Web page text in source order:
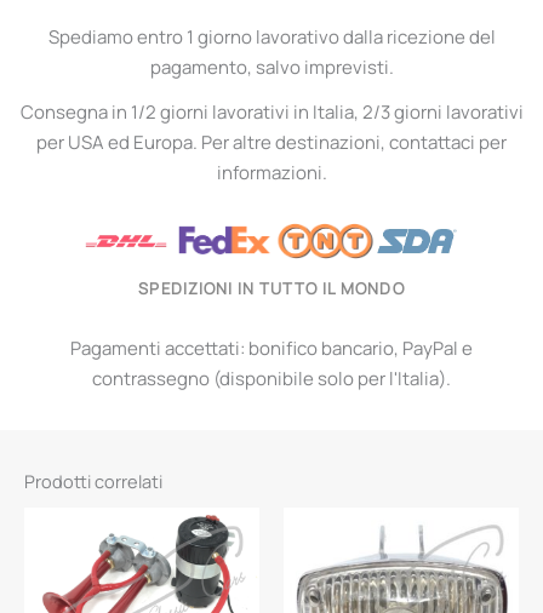
Spediamo entro 1 giorno lavorativo dalla ricezione del
pagamento, salvo imprevisti.
Consegna in 1/2 giorni lavorativi in Italia, 2/3 giorni lavorativi
per USA ed Europa. Per altre destinazioni, contattaci per
informazioni.
SPEDIZIONI IN TUTTO IL MONDO
Pagamenti accettati: bonifico bancario, PayPal e
contrassegno (disponibile solo per l'Italia).
Prodotti correlati